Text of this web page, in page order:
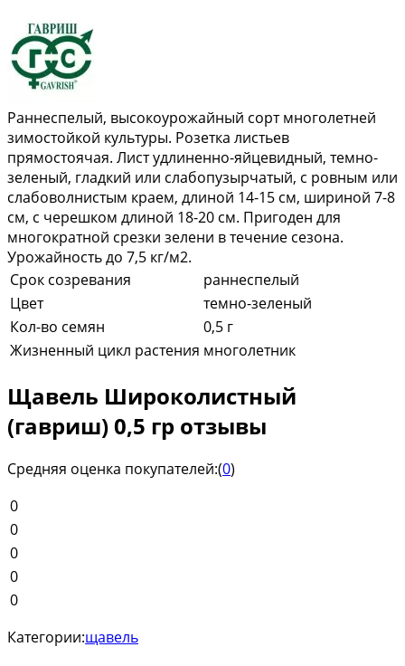
Раннеспелый, высокоурожайный сорт многолетней
зимостойкой культуры. Розетка листьев
прямостоячая. Лист удлиненно-яйцевидный, темно-
зеленый, гладкий или слабопузырчатый, с ровным или
слабоволнистым краем, длиной 14-15 см, шириной 7-8
см, с черешком длиной 18-20 см. Пригоден для
многократной срезки зелени в течение сезона.
Урожайность до 7,5 кг/м2.
Срок созревания
раннеспелый
Цвет
темно-зеленый
Кол-во семян
0,5 г
Жизненный цикл растения многолетник
Щавель Широколистный
(гавриш) 0,5 гр отзывы
Средняя оценка покупателей:(0)
0
0
0
0
0
Категории:щавель